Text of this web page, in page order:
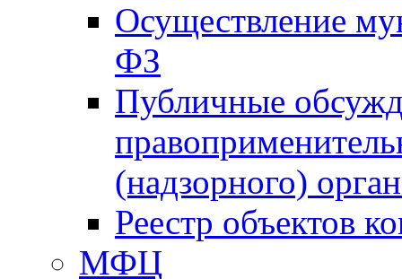
Осуществление
ФЗ
Публичные
(надзорного)
Реестр объектов
МФЦ